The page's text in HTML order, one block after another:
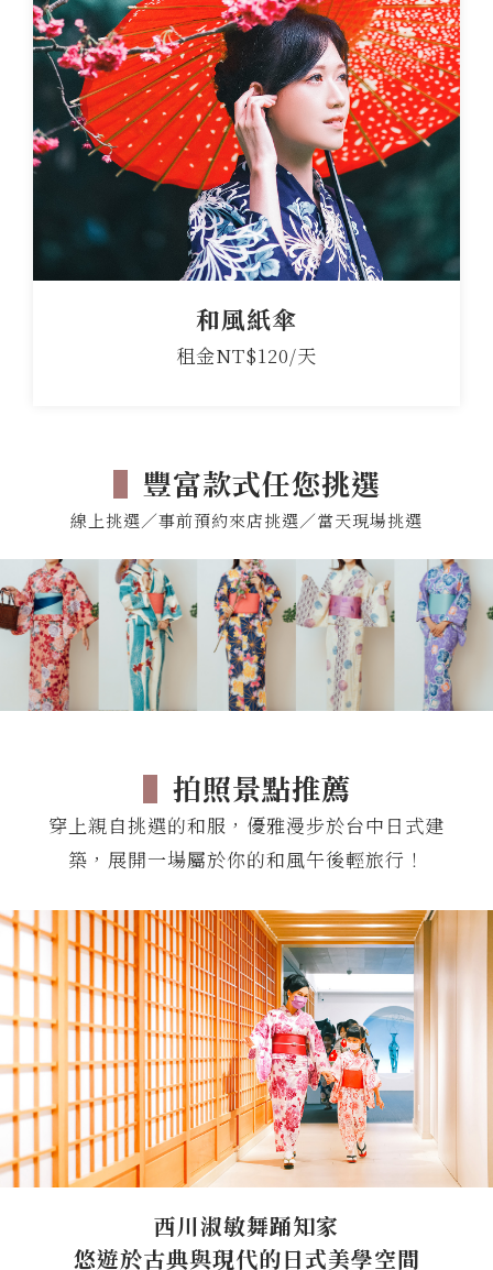
和風紙傘
租金NT$120/天
▌ 豐富款式任您挑選
線上挑選／事前預約來店挑選／當天現場挑選
▌ 拍照景點推薦
穿上親自挑選的和服，優雅漫步於台中日式建
築，展開一場屬於你的和風午後輕旅行！
西川淑敏舞踊知家
悠遊於古典與現代的日式美學空間